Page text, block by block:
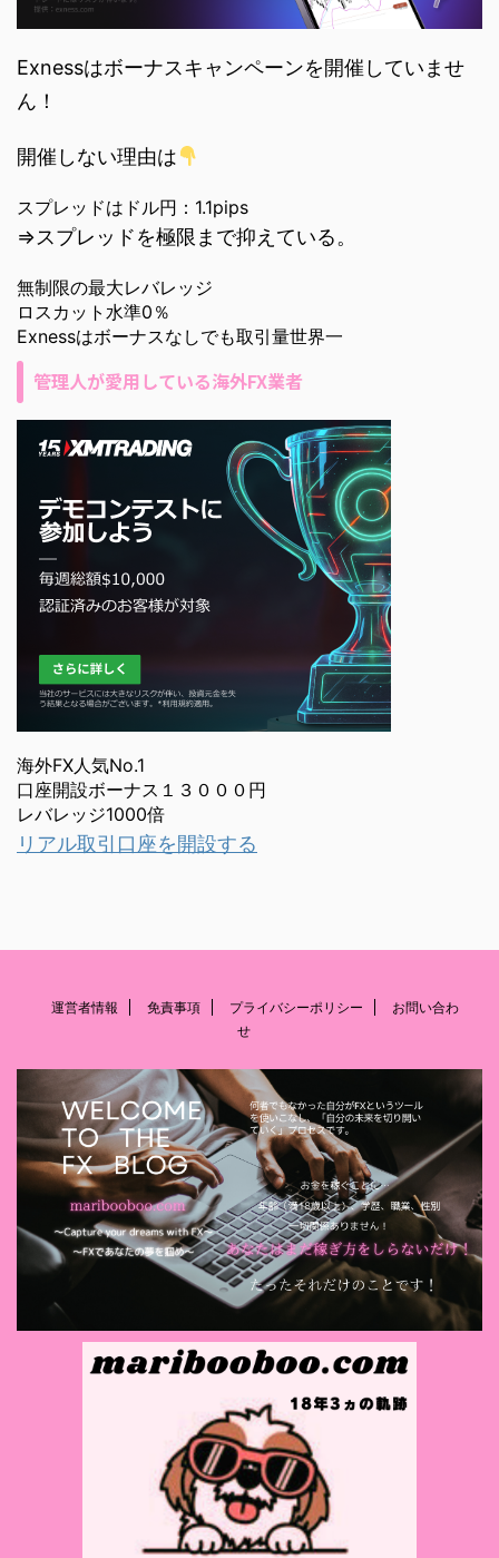
Exnessはボーナスキャンペーンを開催していませ
ん！
開催しない理由は
スプレッドはドル円：1.1pips
⇒スプレッドを極限まで抑えている。
無制限の最大レバレッジ
ロスカット水準0％
Exnessはボーナスなしでも取引量世界一
管理人が愛用している海外FX業者
海外FX人気No.1
口座開設ボーナス１３０００円
レバレッジ1000倍
リアル取引口座を開設する
運営者情報 免責事項 プライバシーポリシー
お問い合わ
せ